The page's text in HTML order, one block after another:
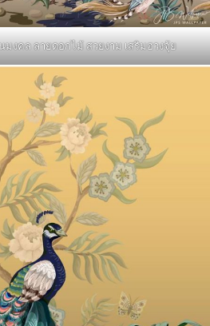
มงคล ลายดอกไม้ สวยงาม เสริมฮวงจุ้ย